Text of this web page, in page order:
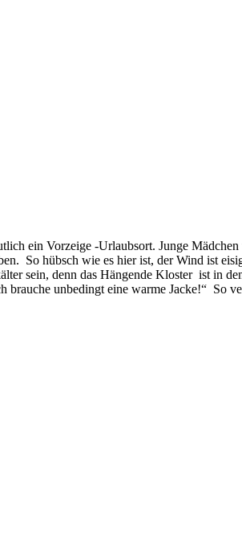
ein Vorzeige -Urlaubsort. Junge
So hübsch wie es hier ist, der Wind ist
sein, denn das Hängende Kloster ist in
unbedingt eine warme Jacke!“ So